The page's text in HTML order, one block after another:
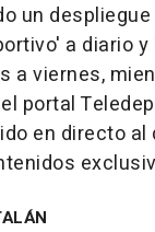
un
a diario
a viernes,
portal
en directo al